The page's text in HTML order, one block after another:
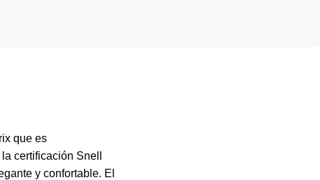
que es
certificación Snell
y confortable. El